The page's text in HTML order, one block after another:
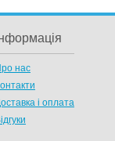
нас
і оплата